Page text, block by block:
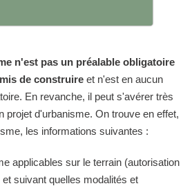
n'est pas un préalable obligatoire
de construire et n'est en aucun
En revanche, il peut s'avérer très
projet d'urbanisme. On trouve en effet,
les informations suivantes :
applicables sur le terrain (autorisation
suivant quelles modalités et